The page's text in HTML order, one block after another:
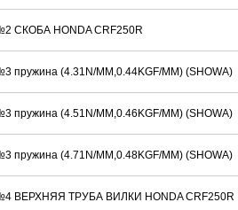
СКОБА HONDA CRF250R
пружина (4.31N/MM,0.44KGF/MM) (SHOWA)
пружина (4.51N/MM,0.46KGF/MM) (SHOWA)
пружина (4.71N/MM,0.48KGF/MM) (SHOWA)
ВЕРХНЯЯ ТРУБА ВИЛКИ HONDA CRF250R